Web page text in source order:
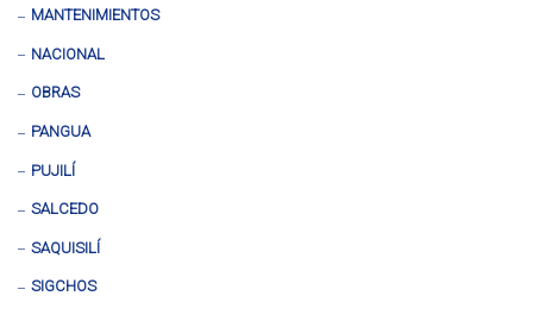
MANTENIMIENTOS
NACIONAL
OBRAS
PANGUA
PUJILÍ
SALCEDO
SAQUISILÍ
SIGCHOS